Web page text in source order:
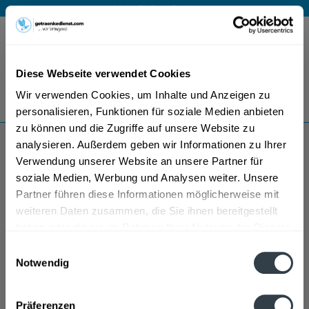
Diese Webseite verwendet Cookies
Wir verwenden Cookies, um Inhalte und Anzeigen zu
personalisieren, Funktionen für soziale Medien anbieten
zu können und die Zugriffe auf unsere Website zu
analysieren. Außerdem geben wir Informationen zu Ihrer
Verwendung unserer Website an unsere Partner für
soziale Medien, Werbung und Analysen weiter. Unsere
Partner führen diese Informationen möglicherweise mit
weiteren Daten zusammen, die Sie ihnen bereitgestellt
Notwendig
Präferenzen
Mo – Fr 9 – 17 Uhr
Menü
Bestellung widerrufen
Es gilt unsere Datenschutzerklärung
Maisacher